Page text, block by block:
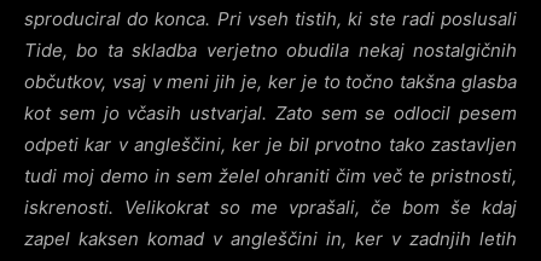
sproduciral do konca. Pri vseh tistih, ki ste radi poslusali
Tide, bo ta skladba verjetno obudila nekaj nostalgičnih
občutkov, vsaj v meni jih je, ker je to točno takšna glasba
kot sem jo včasih ustvarjal. Zato sem se odlocil pesem
odpeti kar v angleščini, ker je bil prvotno tako zastavljen
tudi moj demo in sem želel ohraniti čim več te pristnosti,
iskrenosti. Velikokrat so me vprašali, če bom še kdaj
zapel kaksen komad v angleščini in, ker v zadnjih letih